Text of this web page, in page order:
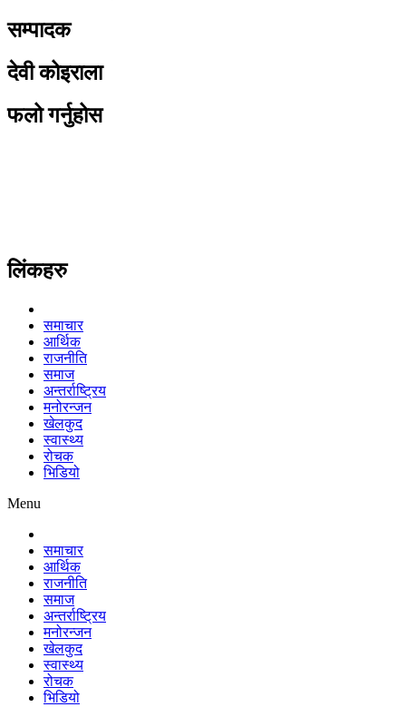
सम्पादक
देवी कोइराला
फलो गर्नुहोस
लिंकहरु
समाचार
आर्थिक
राजनीति
समाज
अन्तर्राष्ट्रिय
मनोरन्जन
खेलकुद
स्वास्थ्य
रोचक
भिडियो
Menu
समाचार
आर्थिक
राजनीति
समाज
अन्तर्राष्ट्रिय
मनोरन्जन
खेलकुद
स्वास्थ्य
रोचक
भिडियो